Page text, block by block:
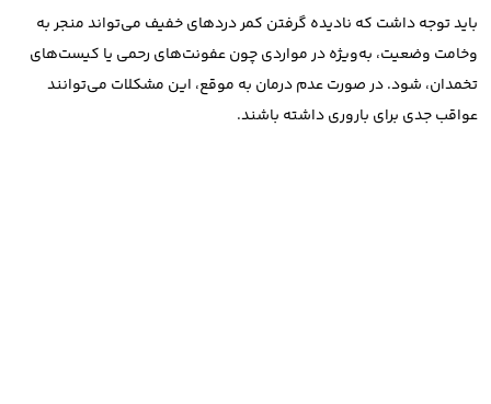
باید توجه داشت که نادیده گرفتن کمر دردهای خفیف می‌تواند منجر به
وخامت وضعیت، به‌ویژه در مواردی چون عفونت‌های رحمی یا کیست‌های
تخمدان، شود. در صورت عدم درمان به موقع، این مشکلات می‌توانند
عواقب جدی برای باروری داشته باشند.